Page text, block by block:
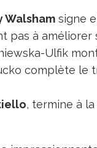
Walsham signe
pas à
Ulfik
complète le
, termine à